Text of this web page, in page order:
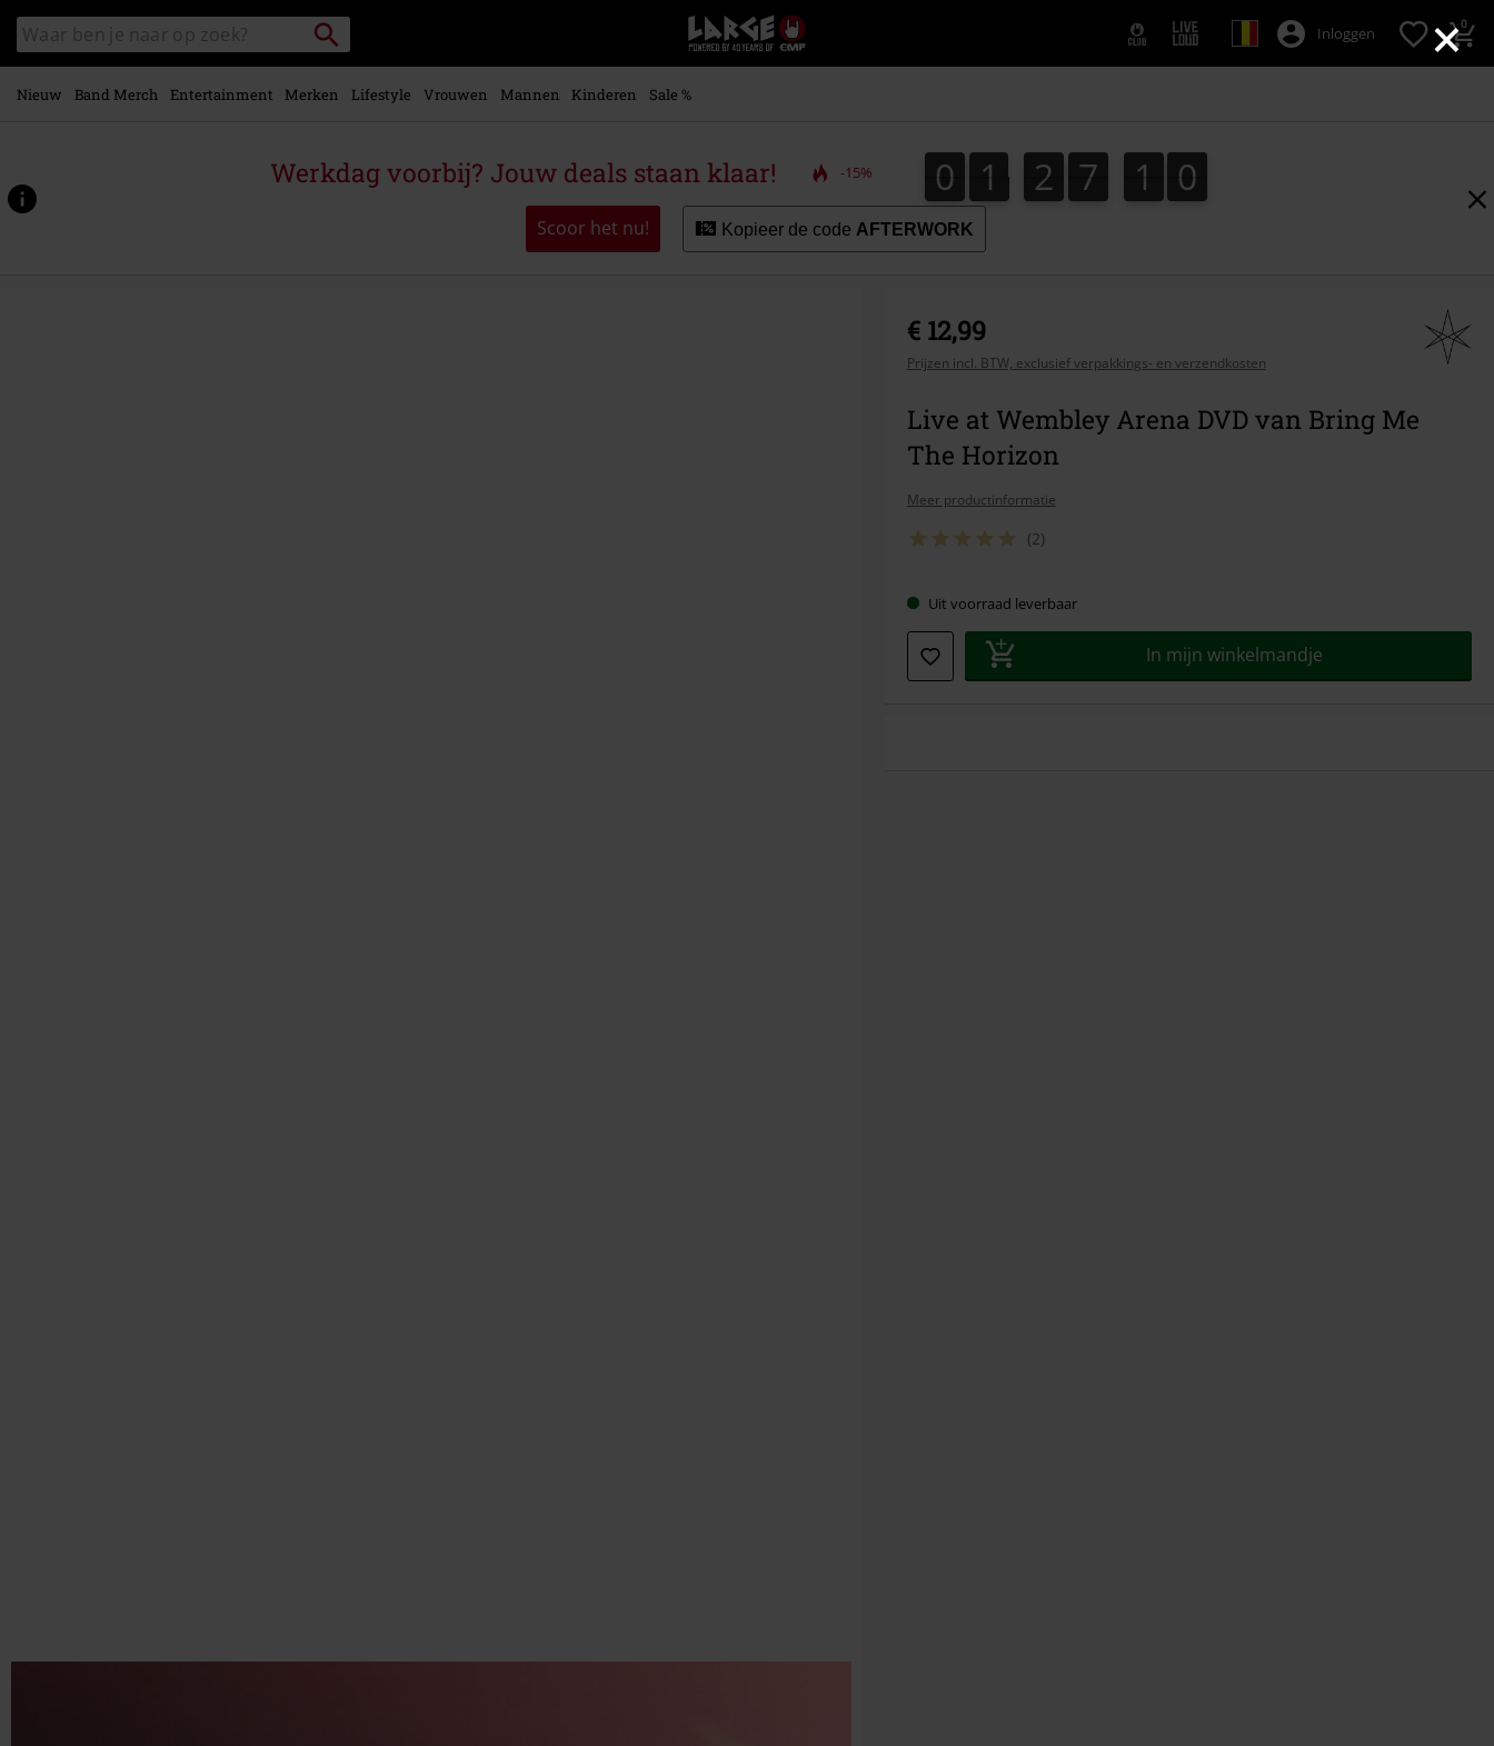
×
naar
hoofdinhoud
Zoek
in
catalogus
Packstation
zoeken
Large
–
Muziek-,
+
kleding
Inloggen 0
Nieuw Band Merch Entertainment Merken Lifestyle Vrouwen Mannen Kinderen Sale %
Werkdag voorbij? Jouw deals staan klaar! -15% 0
0 1
1 2
2 7
7 0
1
0 8
9
8
0
9
Scoor het nu! Kopieer de code AFTERWORK
€ 12,99
Prijzen incl. BTW, exclusief verpakkings- en verzendkosten
Live at Wembley Arena DVD van Bring Me
The Horizon
Meer productinformatie
(2)
Uit voorraad leverbaar
In mijn winkelmandje